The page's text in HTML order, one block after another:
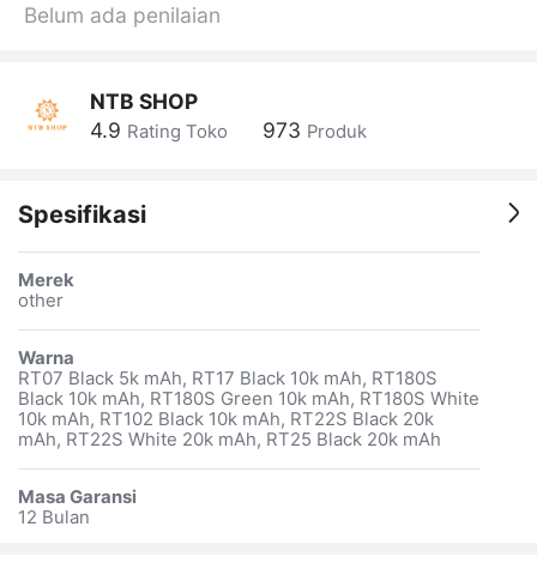
Belum ada penilaian
NTB SHOP
4.9 Rating Toko 973 Produk
Spesifikasi
Merek
other
Warna
RT07 Black 5k mAh, RT17 Black 10k mAh, RT180S
Black 10k mAh, RT180S Green 10k mAh, RT180S White
10k mAh, RT102 Black 10k mAh, RT22S Black 20k
mAh, RT22S White 20k mAh, RT25 Black 20k mAh
Masa Garansi
12 Bulan